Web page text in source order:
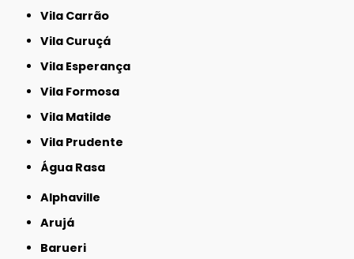
Vila Carrão
Vila Curuçá
Vila Esperança
Vila Formosa
Vila Matilde
Vila Prudente
Água Rasa
Alphaville
Arujá
Barueri